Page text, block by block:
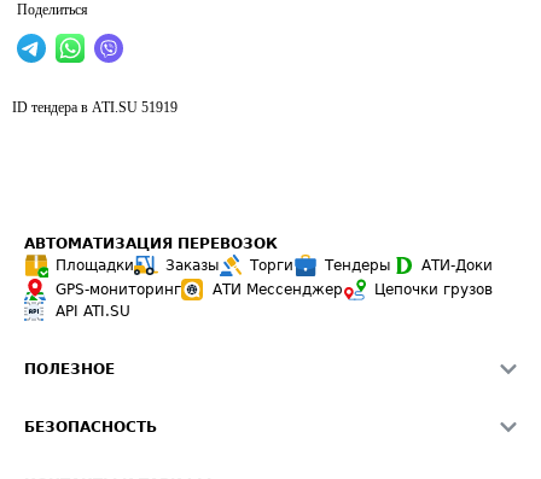
Поделиться
ID тендера в ATI.SU 51919
АВТОМАТИЗАЦИЯ ПЕРЕВОЗОК
Площадки
Заказы Торги Тендеры
АТИ-Доки
GPS-мониторинг
АТИ Мессенджер
Цепочки грузов
API ATI.SU
ПОЛЕЗНОЕ
Звезды ATI.SU на вашем сайте
БЕЗОПАСНОСТЬ